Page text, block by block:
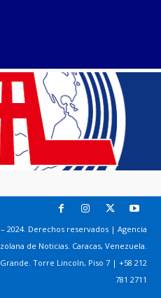
2024. Derechos reservados | Agencia
de Noticias. Caracas, Venezuela.
Grande. Torre Lincoln, Piso 7 | +58 212
781 2711